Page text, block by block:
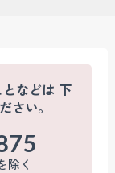
などは 下
さい。
除く